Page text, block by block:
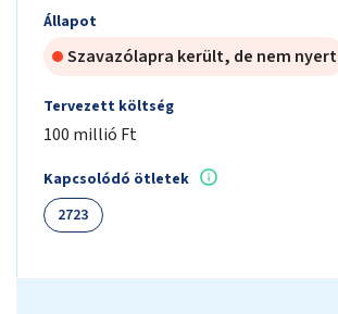
Állapot
Szavazólapra került, de nem nyert
Tervezett költség
100 millió Ft
Kapcsolódó ötletek
2723